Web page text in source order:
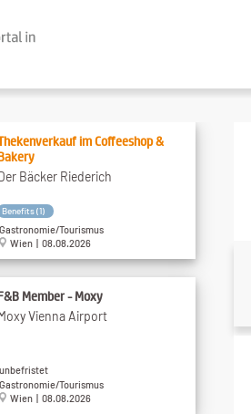
im Coffeeshop &
Bäcker Riederich
Benefits (1)
Gastronomie/Tourismus
Wien | 08.08.2026
Member - Moxy
Vienna Airport
unbefristet
Gastronomie/Tourismus
Wien | 08.08.2026